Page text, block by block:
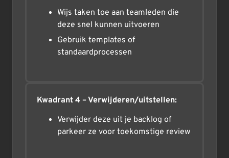
Wijs taken toe aan teamleden die
deze snel kunnen uitvoeren
Gebruik templates of
standaardprocessen
Kwadrant 4 – Verwijderen/uitstellen:
Verwijder deze uit je backlog of
parkeer ze voor toekomstige review